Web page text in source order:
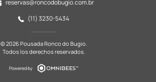
reservas@roncodobugio.com.br
(11) 3230-5434
© 2026 Pousada Ronco do Bugio.
Todos los derechos reservados.
Powered by